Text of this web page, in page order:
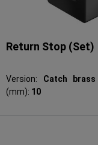
Return Stop (Set)
Version: Catch brass
(mm): 10